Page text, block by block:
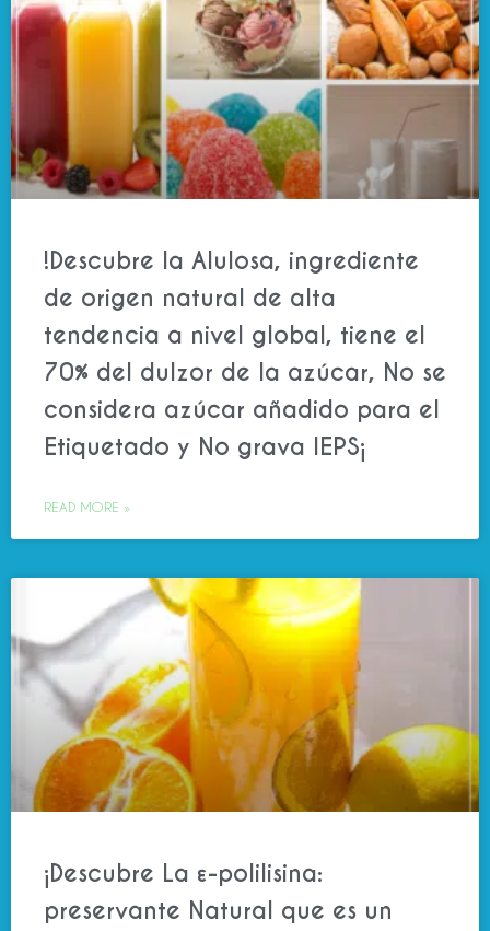
!Descubre la Alulosa, ingrediente
de origen natural de alta
tendencia a nivel global, tiene el
70% del dulzor de la azúcar, No se
considera azúcar añadido para el
Etiquetado y No grava IEPS¡
READ MORE »
¡Descubre La ε-polilisina:
preservante Natural que es un